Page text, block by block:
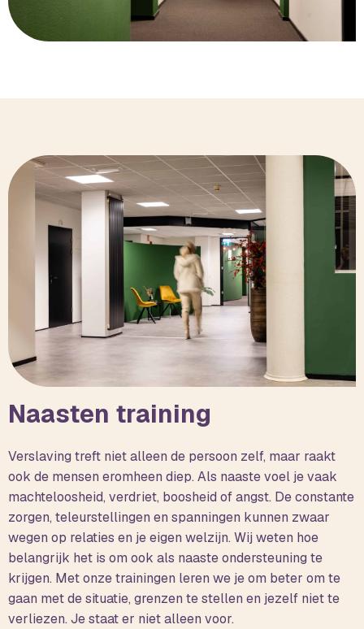
Naasten training
Verslaving treft niet alleen de persoon zelf, maar raakt
ook de mensen eromheen diep. Als naaste voel je vaak
machteloosheid, verdriet, boosheid of angst. De constante
zorgen, teleurstellingen en spanningen kunnen zwaar
wegen op relaties en je eigen welzijn. Wij weten hoe
belangrijk het is om ook als naaste ondersteuning te
krijgen. Met onze trainingen leren we je om beter om te
gaan met de situatie, grenzen te stellen en jezelf niet te
verliezen. Je staat er niet alleen voor.